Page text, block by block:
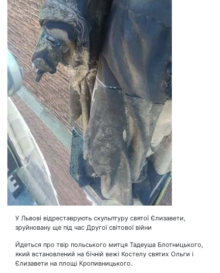
У Львові відреставрують скульптуру святої Єлизавети,
зруйновану ще під час Другої світової війни
Йдеться про твір польського митця Тадеуша Блотницького,
який встановлений на бічній вежі Костелу святих Ольги і
Єлизавети на площі Кропивницького.